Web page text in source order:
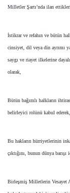
Milletler Şartı’nda ilan ettikleri
İstikrar ve refahın ve bütün
cinsiyet, dil veya din ayrımı
saygı ve riayet ilkelerine
olarak,
Bütün bağımlı halkların
belirleyici rolünü kabul ederek,
Bu hakların hürriyetlerinin
çıktığını, bunun dünya
Birleşmiş Milletlerin Vesayet